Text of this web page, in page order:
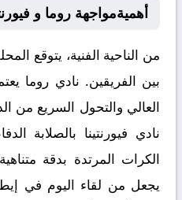
أهميةمواجهة روما و
من الناحية الفنية، يتوقع
بين الفريقين. نادي روما
العالي والتحول السريع من
نادي فيورنتينا بالصلابة
الكرات المرتدة بدقة
يجعل من لقاء اليوم في